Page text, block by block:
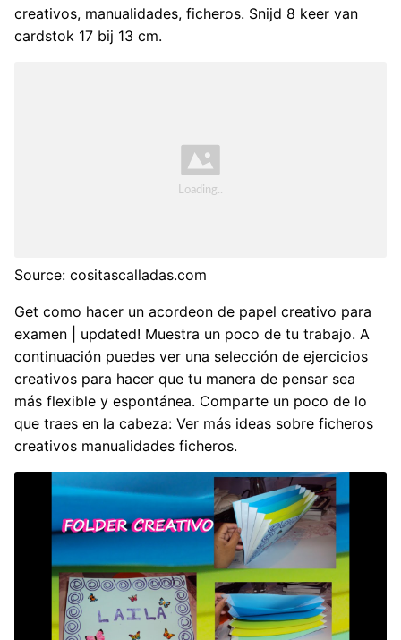
creativos, manualidades, ficheros. Snijd 8 keer van
cardstok 17 bij 13 cm.
Source: cositascalladas.com
Get como hacer un acordeon de papel creativo para
examen | updated! Muestra un poco de tu trabajo. A
continuación puedes ver una selección de ejercicios
creativos para hacer que tu manera de pensar sea
más flexible y espontánea. Comparte un poco de lo
que traes en la cabeza: Ver más ideas sobre ficheros
creativos manualidades ficheros.